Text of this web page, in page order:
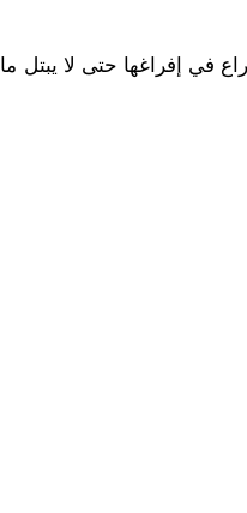
إفراغها حتى لا يبتل ما